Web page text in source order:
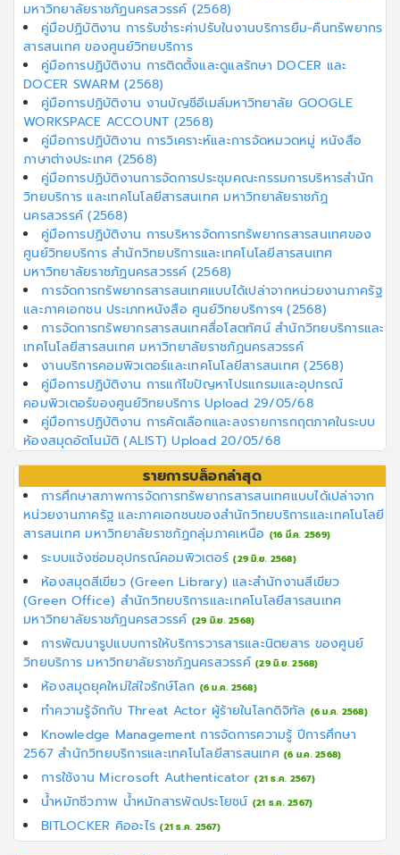
มหาวิทยาลัยราชภัฏนครสวรรค์ (2568)
คู่มือปฏิบัติงาน การรับชำระค่าปรับในงานบริการยืม-คืนทรัพยากร
สารสนเทศ ของศูนย์วิทยบริการ
คู่มือการปฏิบัติงาน การติดตั้งและดูแลรักษา DOCER และ
DOCER SWARM (2568)
คู่มือการปฏิบัติงาน งานบัญชีอีเมล์มหาวิทยาลัย GOOGLE
WORKSPACE ACCOUNT (2568)
คู่มือการปฏิบัติงาน การวิเคราะห์และการจัดหมวดหมู่ หนังสือ
ภาษาต่างประเทศ (2568)
คู่มือการปฏิบัติงานการจัดการประชุมคณะกรรมการบริหารสำนัก
วิทยบริการ และเทคโนโลยีสารสนเทศ มหาวิทยาลัยราชภัฏ
นครสวรรค์ (2568)
คู่มือการปฏิบัติงาน การบริหารจัดการทรัพยากรสารสนเทศของ
ศูนย์วิทยบริการ สำนักวิทยบริการและเทคโนโลยีสารสนเทศ
มหาวิทยาลัยราชภัฏนครสวรรค์ (2568)
การจัดการทรัพยากรสารสนเทศแบบได้เปล่าจากหน่วยงานภาครัฐ
และภาคเอกชน ประเภทหนังสือ ศูนย์วิทยบริการฯ (2568)
การจัดการทรัพยากรสารสนเทศสื่อโสตทัศน์ สำนักวิทยบริการและ
เทคโนโลยีสารสนเทศ มหาวิทยาลัยราชภัฏนครสวรรค์
งานบริการคอมพิวเตอร์และเทคโนโลยีสารสนเทศ (2568)
คู่มือการปฏิบัติงาน การแก้ไขปัญหาโปรแกรมและอุปกรณ์
คอมพิวเตอร์ของศูนย์วิทยบริการ Upload 29/05/68
คู่มือการปฏิบัติงาน การคัดเลือกและลงรายการกฤตภาคในระบบ
ห้องสมุดอัตโนมัติ (ALIST) Upload 20/05/68
รายการบล็อกล่าสุด
การศึกษาสภาพการจัดการทรัพยากรสารสนเทศแบบได้เปล่าจาก
หน่วยงานภาครัฐ และภาคเอกชนของสำนักวิทยบริการและเทคโนโลยี
สารสนเทศ มหาวิทยาลัยราชภัฏกลุ่มภาคเหนือ (16 มี.ค. 2569)
ระบบแจ้งซ่อมอุปกรณ์คอมพิวเตอร์(29 มิ.ย. 2568)
ห้องสมุดสีเขียว (Green Library) และสำนักงานสีเขียว
(Green Office) สำนักวิทยบริการและเทคโนโลยีสารสนเทศ
มหาวิทยาลัยราชภัฏนครสวรรค์ (29 มิ.ย. 2568)
การพัฒนารูปแบบการให้บริการวารสารและนิตยสาร ของศูนย์
วิทยบริการ มหาวิทยาลัยราชภัฏนครสวรรค์ (29 มิ.ย. 2568)
ห้องสมุดยุคใหม่ใส่ใจรักษ์โลก (6 ม.ค. 2568)
ทำความรู้จักกับ Threat Actor ผู้ร้ายในโลกดิจิทัล (6 ม.ค. 2568)
Knowledge Management การจัดการความรู้ ปีการศึกษา
2567 สำนักวิทยบริการและเทคโนโลยีสารสนเทศ (6 ม.ค. 2568)
การใช้งาน Microsoft Authenticator(21 ธ.ค. 2567)
น้ำหมักชีวภาพ น้ำหมักสารพัดประโยชน์ (21 ธ.ค. 2567)
BITLOCKER คิออะไร(21 ธ.ค. 2567)